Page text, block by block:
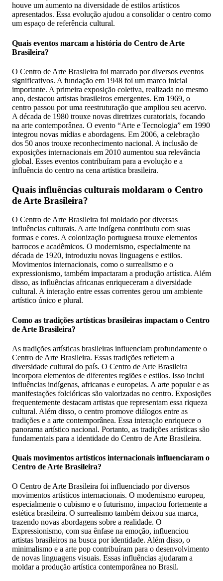
houve um aumento na diversidade de estilos artísticos
apresentados. Essa evolução ajudou a consolidar o centro como
um espaço de referência cultural.
Quais eventos marcam a história do Centro de Arte
Brasileira?
O Centro de Arte Brasileira foi marcado por diversos eventos
significativos. A fundação em 1948 foi um marco inicial
importante. A primeira exposição coletiva, realizada no mesmo
ano, destacou artistas brasileiros emergentes. Em 1969, o
centro passou por uma reestruturação que ampliou seu acervo.
A década de 1980 trouxe novas diretrizes curatoriais, focando
na arte contemporânea. O evento “Arte e Tecnologia” em 1990
integrou novas mídias e abordagens. Em 2006, a celebração
dos 50 anos trouxe reconhecimento nacional. A inclusão de
exposições internacionais em 2010 aumentou sua relevância
global. Esses eventos contribuíram para a evolução e a
influência do centro na cena artística brasileira.
Quais influências culturais moldaram o Centro
de Arte Brasileira?
O Centro de Arte Brasileira foi moldado por diversas
influências culturais. A arte indígena contribuiu com suas
formas e cores. A colonização portuguesa trouxe elementos
barrocos e acadêmicos. O modernismo, especialmente na
década de 1920, introduziu novas linguagens e estilos.
Movimentos internacionais, como o surrealismo e o
expressionismo, também impactaram a produção artística. Além
disso, as influências africanas enriqueceram a diversidade
cultural. A interação entre essas correntes gerou um ambiente
artístico único e plural.
Como as tradições artísticas brasileiras impactam o Centro
de Arte Brasileira?
As tradições artísticas brasileiras influenciam profundamente o
Centro de Arte Brasileira. Essas tradições refletem a
diversidade cultural do país. O Centro de Arte Brasileira
incorpora elementos de diferentes regiões e estilos. Isso inclui
influências indígenas, africanas e europeias. A arte popular e as
manifestações folclóricas são valorizadas no centro. Exposições
frequentemente destacam artistas que representam essa riqueza
cultural. Além disso, o centro promove diálogos entre as
tradições e a arte contemporânea. Essa interação enriquece o
panorama artístico nacional. Portanto, as tradições artísticas são
fundamentais para a identidade do Centro de Arte Brasileira.
Quais movimentos artísticos internacionais influenciaram o
Centro de Arte Brasileira?
O Centro de Arte Brasileira foi influenciado por diversos
movimentos artísticos internacionais. O modernismo europeu,
especialmente o cubismo e o futurismo, impactou fortemente a
estética brasileira. O surrealismo também deixou sua marca,
trazendo novas abordagens sobre a realidade. O
Expressionismo, com sua ênfase na emoção, influenciou
artistas brasileiros na busca por identidade. Além disso, o
minimalismo e a arte pop contribuíram para o desenvolvimento
de novas linguagens visuais. Essas influências ajudaram a
moldar a produção artística contemporânea no Brasil.